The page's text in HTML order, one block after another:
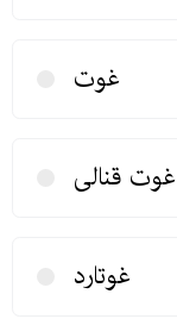
غوت
غوت قنالی
غوتارد